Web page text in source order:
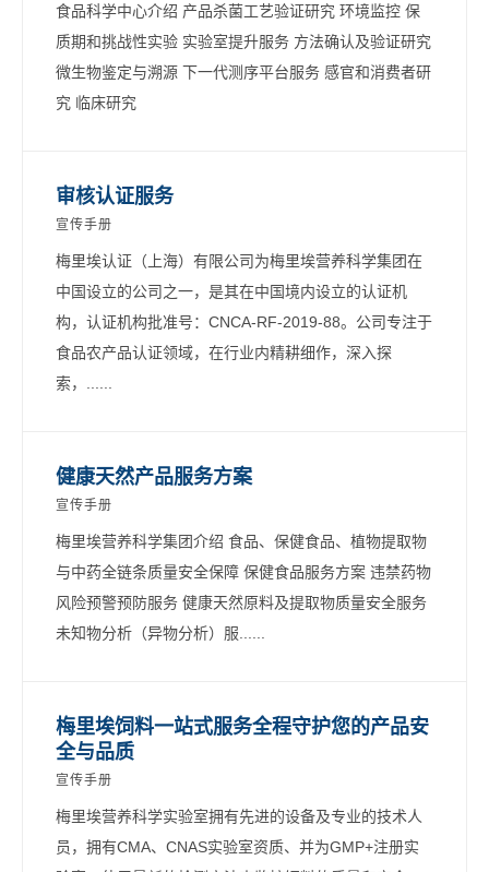
食品科学中心介绍 产品杀菌工艺验证研究 环境监控 保
质期和挑战性实验 实验室提升服务 方法确认及验证研究
微生物鉴定与溯源 下一代测序平台服务 感官和消费者研
究 临床研究
审核认证服务
宣传手册
梅里埃认证（上海）有限公司为梅里埃营养科学集团在
中国设立的公司之一，是其在中国境内设立的认证机
构，认证机构批准号：CNCA-RF-2019-88。公司专注于
食品农产品认证领域，在行业内精耕细作，深入探
索，......
健康天然产品服务方案
宣传手册
梅里埃营养科学集团介绍 食品、保健食品、植物提取物
与中药全链条质量安全保障 保健食品服务方案 违禁药物
风险预警预防服务 健康天然原料及提取物质量安全服务
未知物分析（异物分析）服......
梅里埃饲料一站式服务全程守护您的产品安
全与品质
宣传手册
梅里埃营养科学实验室拥有先进的设备及专业的技术人
员，拥有CMA、CNAS实验室资质、并为GMP+注册实